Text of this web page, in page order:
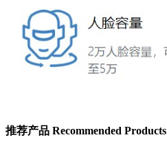
推荐产品 Recommended Products